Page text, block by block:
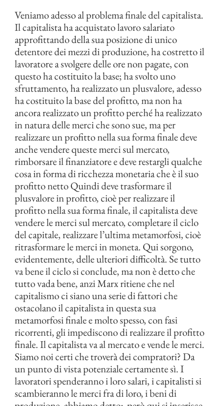
Veniamo adesso al problema finale del capitalista.
Il capitalista ha acquistato lavoro salariato
approfittando della sua posizione di unico
detentore dei mezzi di produzione, ha costretto il
lavoratore a svolgere delle ore non pagate, con
questo ha costituito la base; ha svolto uno
sfruttamento, ha realizzato un plusvalore, adesso
ha costituito la base del profitto, ma non ha
ancora realizzato un profitto perché ha realizzato
in natura delle merci che sono sue, ma per
realizzare un profitto nella sua forma finale deve
anche vendere queste merci sul mercato,
rimborsare il finanziatore e deve restargli qualche
cosa in forma di ricchezza monetaria che è il suo
profitto netto Quindi deve trasformare il
plusvalore in profitto, cioè per realizzare il
profitto nella sua forma finale, il capitalista deve
vendere le merci sul mercato, completare il ciclo
del capitale, realizzare l’ultima metamorfosi, cioè
ritrasformare le merci in moneta. Qui sorgono,
evidentemente, delle ulteriori difficoltà. Se tutto
va bene il ciclo si conclude, ma non è detto che
tutto vada bene, anzi Marx ritiene che nel
capitalismo ci siano una serie di fattori che
ostacolano il capitalista in questa sua
metamorfosi finale e molto spesso, con fasi
ricorrenti, gli impediscono di realizzare il profitto
finale. Il capitalista va al mercato e vende le merci.
Siamo noi certi che troverà dei compratori? Da
un punto di vista potenziale certamente sì. I
lavoratori spenderanno i loro salari, i capitalisti si
scambieranno le merci fra di loro, i beni di